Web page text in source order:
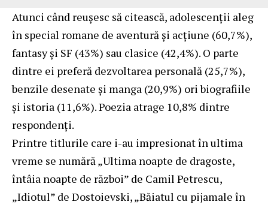
Atunci când reușesc să citească, adolescenții aleg
în special romane de aventură și acțiune (60,7%),
fantasy și SF (43%) sau clasice (42,4%). O parte
dintre ei preferă dezvoltarea personală (25,7%),
benzile desenate și manga (20,9%) ori biografiile
și istoria (11,6%). Poezia atrage 10,8% dintre
respondenți.
Printre titlurile care i-au impresionat în ultima
vreme se numără „Ultima noapte de dragoste,
întâia noapte de război” de Camil Petrescu,
„Idiotul” de Dostoievski, „Băiatul cu pijamale în